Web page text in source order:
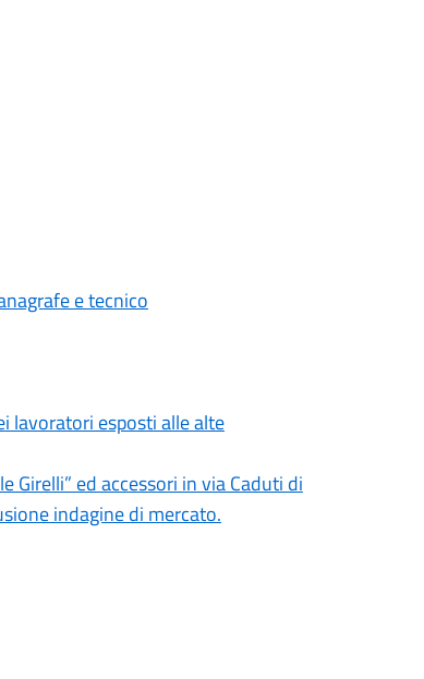
e tecnico
lavoratori esposti alle alte
Girelli” ed accessori in via Caduti di
indagine di mercato.